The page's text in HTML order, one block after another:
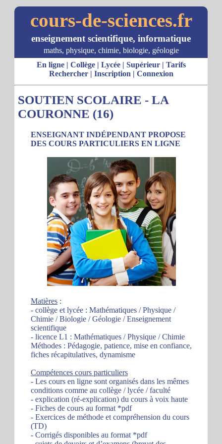
cours-de-sciences.fr
enseignement scientifique, informatique
maths, physique, chimie, biologie, géologie
En ligne| Collège| Lycée| Supérieur| Tarifs
Rechercher| Inscription | Connexion
SOUTIEN SCOLAIRE - LA
COURONNE (16)
ENSEIGNANT INDÉPENDANT PROPOSE
DES COURS PARTICULIERS EN LIGNE
Matières :
- collège et lycée : Mathématiques / Physique /
Chimie / Biologie / Géologie / Enseignement
scientifique
- licence L1 : Mathématiques / Physique / Chimie
Méthodes : Pédagogie, patience, mise en confiance,
fiches récapitulatives, dynamisme
Compétences cours particuliers
- Les cours en ligne sont organisés dans les mêmes
conditions comme au collège / lycée / faculté
- explication (ré-explication) du cours à voix haute
- Fiches de cours au format *pdf
- Exercices de méthode et compréhension du cours
(TD)
- Corrigés disponibles au format *pdf